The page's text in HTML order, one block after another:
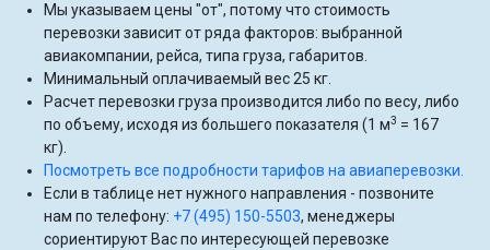
Мы указываем цены "от", потому что стоимость
перевозки зависит от ряда факторов: выбранной
авиакомпании, рейса, типа груза, габаритов.
Минимальный оплачиваемый вес 25 кг.
Расчет перевозки груза производится либо по весу, либо
по объему, исходя из большего показателя (1 м3 = 167
кг).
Посмотреть все подробности тарифов на авиаперевозки.
Если в таблице нет нужного направления - позвоните
нам по телефону: +7 (495) 150-5503, менеджеры
сориентируют Вас по интересующей перевозке